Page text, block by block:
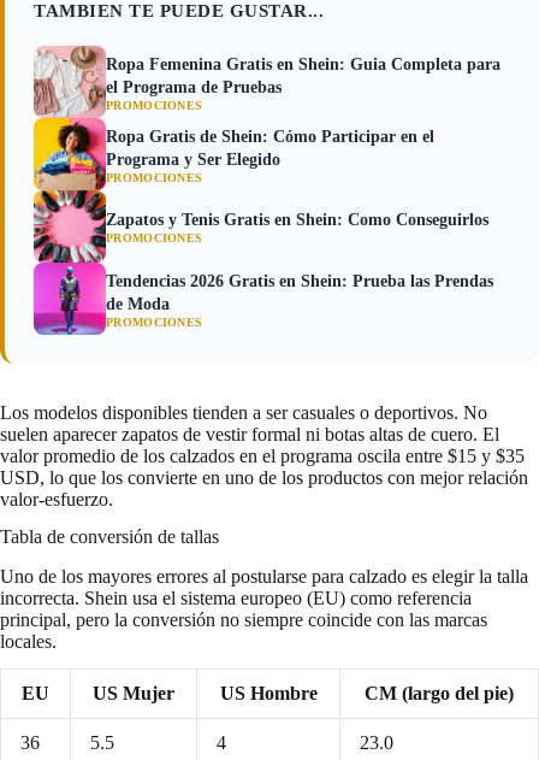
TAMBIEN TE PUEDE GUSTAR...
Ropa Femenina Gratis en Shein: Guia Completa para
el Programa de Pruebas
PROMOCIONES
Ropa Gratis de Shein: Cómo Participar en el
Programa y Ser Elegido
PROMOCIONES
Zapatos y Tenis Gratis en Shein: Como Conseguirlos
PROMOCIONES
Tendencias 2026 Gratis en Shein: Prueba las Prendas
de Moda
PROMOCIONES
Los modelos disponibles tienden a ser casuales o deportivos. No
suelen aparecer zapatos de vestir formal ni botas altas de cuero. El
valor promedio de los calzados en el programa oscila entre $15 y $35
USD, lo que los convierte en uno de los productos con mejor relación
valor-esfuerzo.
Tabla de conversión de tallas
Uno de los mayores errores al postularse para calzado es elegir la talla
incorrecta. Shein usa el sistema europeo (EU) como referencia
principal, pero la conversión no siempre coincide con las marcas
locales.
EU US Mujer US Hombre CM (largo del pie)
36 5.5 4 23.0